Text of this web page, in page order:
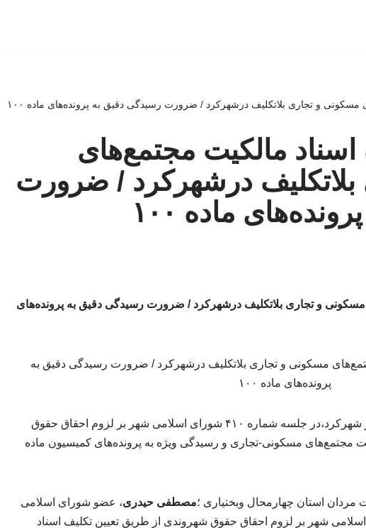
مسکونی و تجاری بلاتکلیف درشهرکرد / ضرورت رسیدگی دقیق به پرونده‌های ماده ۱۰۰
اسناد مالکیت مجتمع‌های
درشهرکرد / ضرورت
ماده ۱۰۰
مسکونی و تجاری بلاتکلیف درشهرکرد / ضرورت رسیدگی دقیق به پرونده‌های
مصطفی حیدری، عضو شورای اسلامی شهر شهرکرد،در جلسه شماره ۴۱۰ شورای اسلامی شهر بر لزوم احقاق حقوق
مجتمع‌های مسکونی-تجاری و رسیدگی ویژه به پرونده‌های کمیسیون ماده
استان چهارمحال وبختیاری ؛مصطفی حیدری، عضو شورای اسلامی
جلسه شماره ۴۱۰ شورای اسلامی شهر بر لزوم احقاق حقوق شهروندی از طریق تعیین تکلیف اسناد